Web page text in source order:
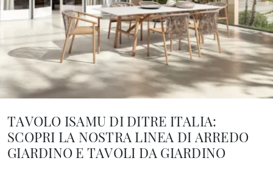
TAVOLO ISAMU DI DITRE ITALIA:
SCOPRI LA NOSTRA LINEA DI ARREDO
GIARDINO E TAVOLI DA GIARDINO